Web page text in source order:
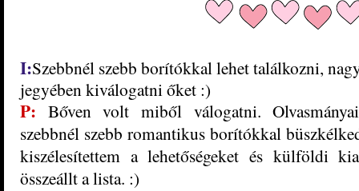
I:Szebbnél szebb borítókkal lehet találkozni,
jegyében kiválogatni őket :)
P: Bőven volt miből válogatni.
szebbnél szebb romantikus borítókkal
kiszélesítettem a lehetőségeket és külföldi
összeállt a lista. :)